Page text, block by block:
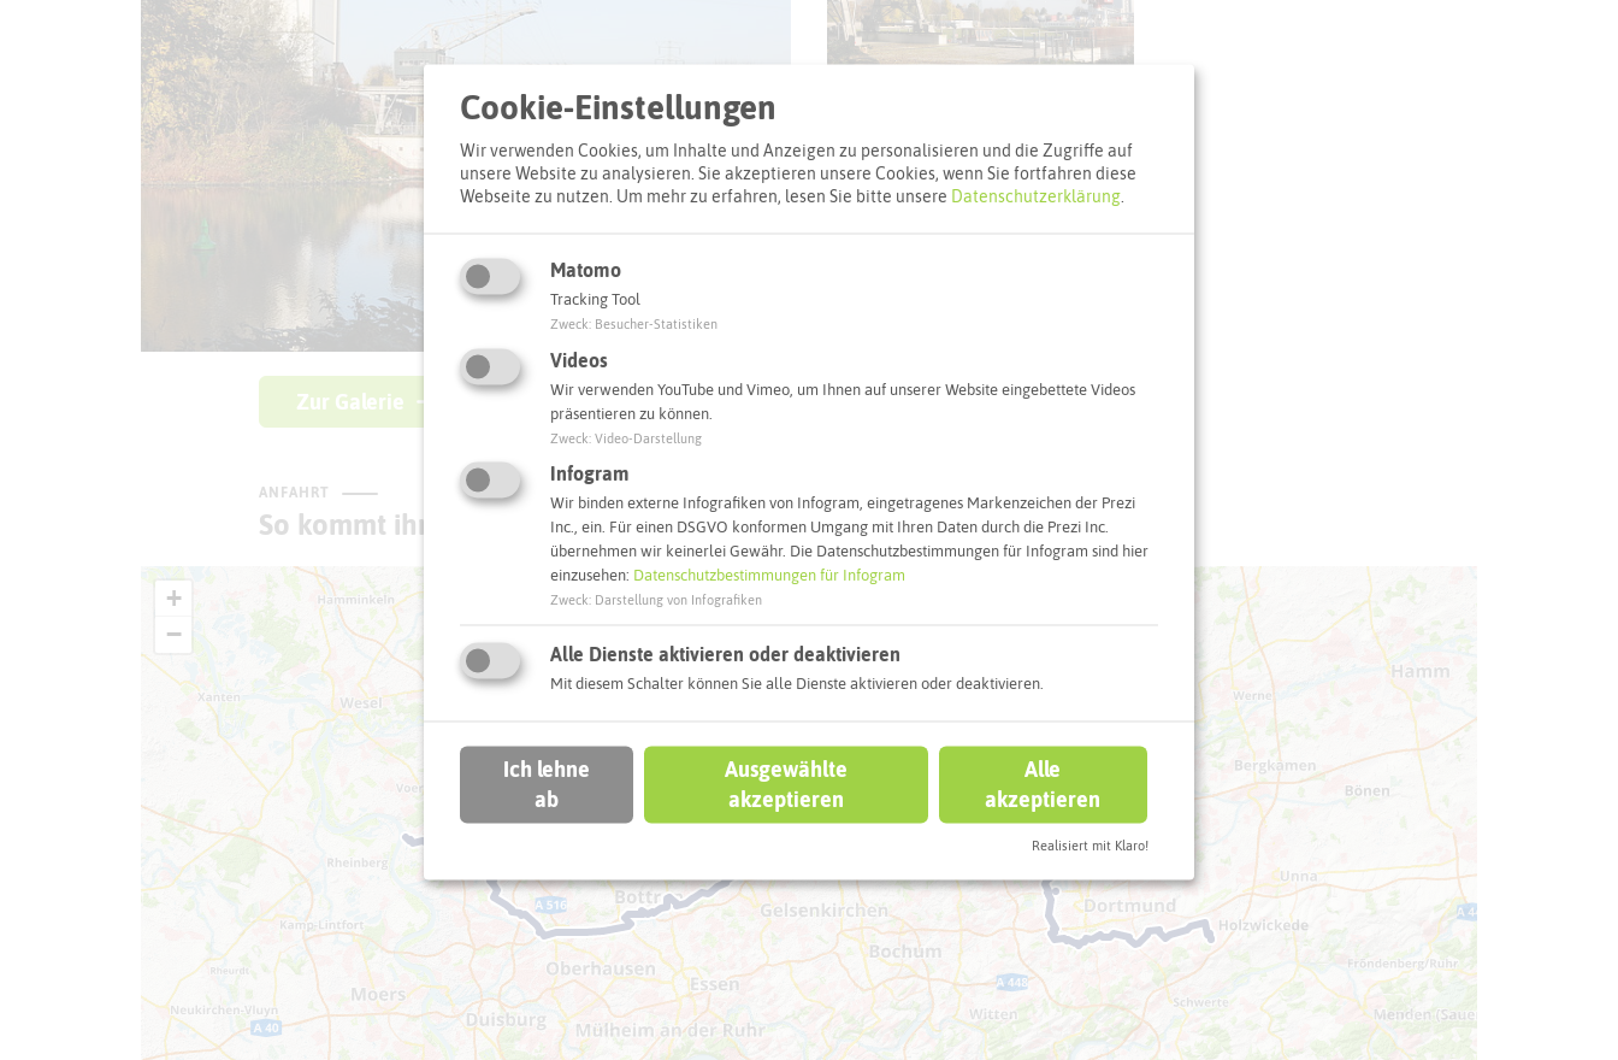
Zur Galerie
ANFAHRT
So kommt ihr zum Ziel
+
−
Cookie-Einstellungen
Wir verwenden Cookies, um Inhalte und Anzeigen zu personalisieren und die Zugriffe auf
unsere Website zu analysieren. Sie akzeptieren unsere Cookies, wenn Sie fortfahren diese
Webseite zu nutzen. Um mehr zu erfahren, lesen Sie bitte unsere Datenschutzerklärung.
Matomo
Tracking Tool
Zweck: Besucher-Statistiken
Videos
Wir verwenden YouTube und Vimeo, um Ihnen auf unserer Website eingebettete Videos
präsentieren zu können.
Zweck: Video-Darstellung
Infogram
Wir binden externe Infografiken von Infogram, eingetragenes Markenzeichen der Prezi
Inc., ein. Für einen DSGVO konformen Umgang mit Ihren Daten durch die Prezi Inc.
übernehmen wir keinerlei Gewähr. Die Datenschutzbestimmungen für Infogram sind hier
einzusehen: Datenschutzbestimmungen für Infogram
Zweck: Darstellung von Infografiken
Alle Dienste aktivieren oder deaktivieren
Mit diesem Schalter können Sie alle Dienste aktivieren oder deaktivieren.
Ich lehne
ab
Ausgewählte
akzeptieren
Alle
akzeptieren
Realisiert mit Klaro!